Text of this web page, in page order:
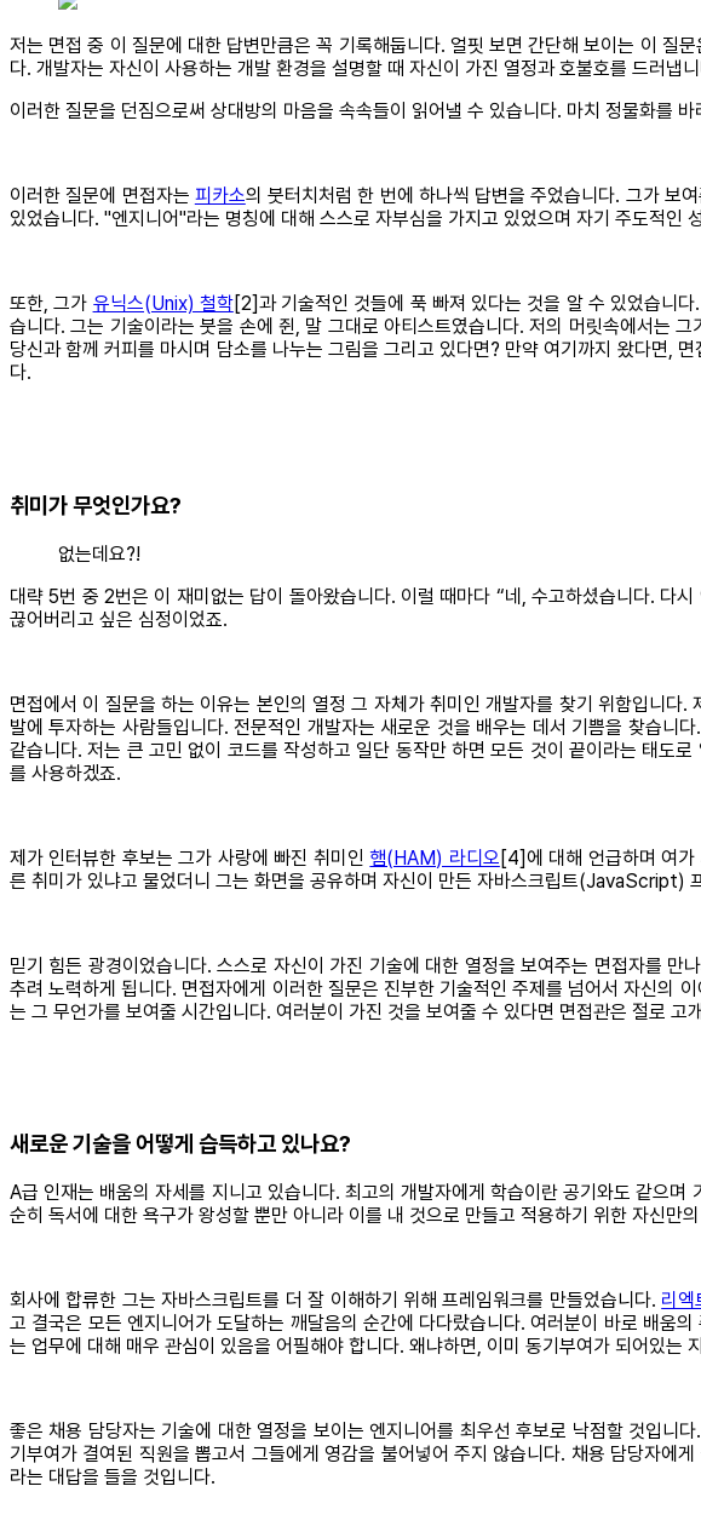
저는 면접 중 이 질문에 대한 답변만큼은 꼭 기록해둡니다. 얼핏 보면 간단해 보이는 이 질
다. 개발자는 자신이 사용하는 개발 환경을 설명할 때 자신이 가진 열정과 호불호를 드러냅
이러한 질문을 던짐으로써 상대방의 마음을 속속들이 읽어낼 수 있습니다. 마치 정물화를
이러한 질문에 면접자는 피카소의 붓터치처럼 한 번에 하나씩 답변을 주었습니다. 그가
있었습니다. "엔지니어"라는 명칭에 대해 스스로 자부심을 가지고 있었으며 자기 주도적인
또한, 그가 유닉스(Unix) 철학[2]과 기술적인 것들에 푹 빠져 있다는 것을 알 수 있었습니
습니다. 그는 기술이라는 붓을 손에 쥔, 말 그대로 아티스트였습니다. 저의 머릿속에서는
당신과 함께 커피를 마시며 담소를 나누는 그림을 그리고 있다면? 만약 여기까지 왔다면,
다.
취미가 무엇인가요?
없는데요?!
대략 5번 중 2번은 이 재미없는 답이 돌아왔습니다. 이럴 때마다 “네, 수고하셨습니다. 다
끊어버리고 싶은 심정이었죠.
면접에서 이 질문을 하는 이유는 본인의 열정 그 자체가 취미인 개발자를 찾기 위함입니
발에 투자하는 사람들입니다. 전문적인 개발자는 새로운 것을 배우는 데서 기쁨을 찾습니
같습니다. 저는 큰 고민 없이 코드를 작성하고 일단 동작만 하면 모든 것이 끝이라는 태도
를 사용하겠죠.
제가 인터뷰한 후보는 그가 사랑에 빠진 취미인햄(HAM) 라디오 [4]에 대해 언급하며 여가
른 취미가 있냐고 물었더니 그는 화면을 공유하며 자신이 만든 자바스크립트(JavaScript)
믿기 힘든 광경이었습니다. 스스로 자신이 가진 기술에 대한 열정을 보여주는 면접자를
추려 노력하게 됩니다. 면접자에게 이러한 질문은 진부한 기술적인 주제를 넘어서 자신의
는 그 무언가를 보여줄 시간입니다. 여러분이 가진 것을 보여줄 수 있다면 면접관은 절로 고
새로운 기술을 어떻게 습득하고 있나요?
A급 인재는 배움의 자세를 지니고 있습니다. 최고의 개발자에게 학습이란 공기와도 같으
순히 독서에 대한 욕구가 왕성할 뿐만 아니라 이를 내 것으로 만들고 적용하기 위한 자신만
회사에 합류한 그는 자바스크립트를 더 잘 이해하기 위해 프레임워크를 만들었습니다. 리
고 결국은 모든 엔지니어가 도달하는 깨달음의 순간에 다다랐습니다. 여러분이 바로 배움
는 업무에 대해 매우 관심이 있음을 어필해야 합니다. 왜냐하면, 이미 동기부여가 되어있는
좋은 채용 담당자는 기술에 대한 열정을 보이는 엔지니어를 최우선 후보로 낙점할 것입니
기부여가 결여된 직원을 뽑고서 그들에게 영감을 불어넣어 주지 않습니다. 채용 담당자에
라는 대답을 들을 것입니다.